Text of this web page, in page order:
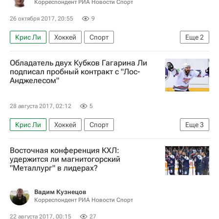
Металлург (Магнитогорск)
Ак Барс
Джесси Блэкер
Эрик О′Делл
Карл Столлери
Чарлз Геноуэй
Куинтон Хауден
Брэндан Козун
Роберт Клинкхаммер
Жильбер Брюле
Симон Депре
Мэт Робинсон
Войтек Вольский
Мэтт Фрэттин
Корреспондент РИА Новости Спорт
26 октября 2017, 20:55 9
Еще2
Крис Ли Хоккей
Спорт
Геннадий Величкин
Металлург (Магнитогорск)
Обладатель двух Кубков Гагарина Ли
подписал пробный контракт с "Лос-
Анджелесом"
28 августа 2017, 02:12 5
Еще3
Крис Ли Хоккей
Спорт
Национальная хоккейная лига (НХЛ)
Металлург (Магнитогорск)
Лос-Анджелес Кингз
Восточная конференция КХЛ:
удержится ли магнитогорский
"Металлург" в лидерах?
Вадим Кузнецов
Корреспондент РИА Новости Спорт
22 августа 2017, 00:15 27